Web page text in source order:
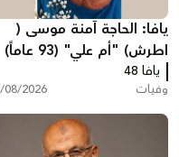
يافا: الحاجة آمنة موسى (
اطرش) "أم علي" (93 عاماً)
في ذمة الله
يافا 48
وفيات 08/2026